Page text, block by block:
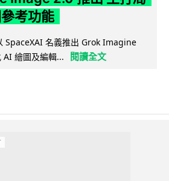
考功能
SpaceXAI 名義推出 Grok Imagine
繪圖及編輯...
閱讀全文